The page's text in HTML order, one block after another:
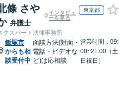
條 さや
弁護士
インタビュ
ーを見る
東京都
クスパート法律事務所
飯塚市
からも相
談受付中
面談方法(対面・
電話・ビデオな
ど)は応相談
営業時間：09:
00~21:00（土
日祝日）